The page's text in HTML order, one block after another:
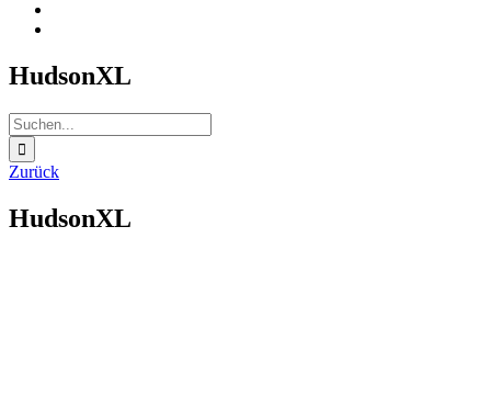
HudsonXL
Suche
nach:
Zurück
HudsonXL